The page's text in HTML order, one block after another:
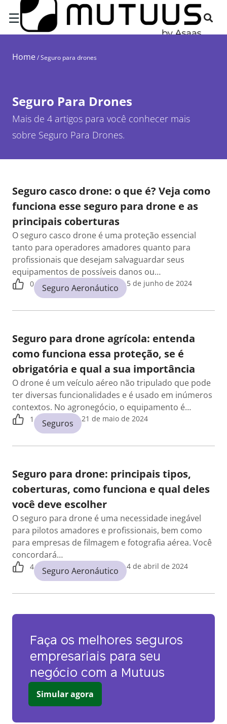
☰
Home/Seguro para drones
Seguro Para Drones
Mais de 4 artigos para você conhecer mais
sobre Seguro Para Drones.
Seguro casco drone: o que é? Veja como
funciona esse seguro para drone e as
principais coberturas
O seguro casco drone é uma proteção essencial
tanto para operadores amadores quanto para
profissionais que desejam salvaguardar seus
equipamentos de possíveis danos ou…
0 Seguro Aeronáutico 5 de junho de 2024
Seguro para drone agrícola: entenda
como funciona essa proteção, se é
obrigatória e qual a sua importância
O drone é um veículo aéreo não tripulado que pode
ter diversas funcionalidades e é usado em inúmeros
contextos. No agronegócio, o equipamento é…
1 Seguros 21 de maio de 2024
Seguro para drone: principais tipos,
coberturas, como funciona e qual deles
você deve escolher
O seguro para drone é uma necessidade inegável
para pilotos amadores e profissionais, bem como
para empresas de filmagem e fotografia aérea. Você
concordará…
4 Seguro Aeronáutico 4 de abril de 2024
Faça os melhores seguros
empresariais para seu
negócio com a Mutuus
Simular agora